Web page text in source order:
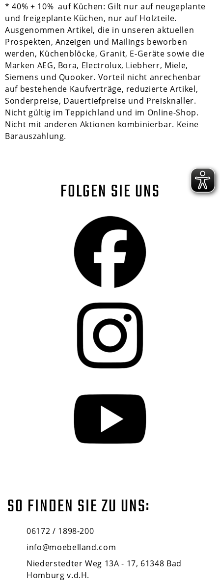
* 40% + 10% auf Küchen: Gilt nur auf neugeplante
und freigeplante Küchen, nur auf Holzteile.
Ausgenommen Artikel, die in unseren aktuellen
Prospekten, Anzeigen und Mailings beworben
werden, Küchenblöcke, Granit, E-Geräte sowie die
Marken AEG, Bora, Electrolux, Liebherr, Miele,
Siemens und Quooker. Vorteil nicht anrechenbar
auf bestehende Kaufverträge, reduzierte Artikel,
Sonderpreise, Dauertiefpreise und Preisknaller.
Nicht gültig im Teppichland und im Online-Shop.
Nicht mit anderen Aktionen kombinierbar. Keine
Barauszahlung.
FOLGEN SIE UNS
SO FINDEN SIE ZU UNS:
06172 / 1898-200
info@moebelland.com
Niederstedter Weg 13A - 17, 61348 Bad
Homburg v.d.H.